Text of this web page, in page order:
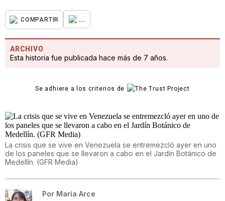
COMPARTIR ...
ARCHIVO
Esta historia fue publicada hace más de 7 años.
Se adhiere a los criterios de
La crisis que se vive en Venezuela se entremezcló ayer en uno
de los paneles que se llevaron a cabo en el Jardín Botánico de
Medellín. (GFR Media)
Por María Arce